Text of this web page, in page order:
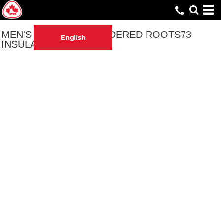
English
MEN'S CREST EMBROIDERED ROOTS73
INSULATED JACKET